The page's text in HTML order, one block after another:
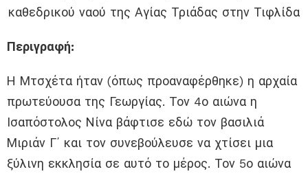
καθεδρικού ναού της Αγίας Τριάδας στην Τιφλίδα
Περιγραφή:
Η Μτσχέτα ήταν (όπως προαναφέρθηκε) η αρχαία
πρωτεύουσα της Γεωργίας. Τον 4ο αιώνα η
Ισαπόστολος Νίνα βάφτισε εδώ τον βασιλιά
Μιριάν Γ΄ και τον συνεβούλευσε να χτίσει μια
ξύλινη εκκλησία σε αυτό το μέρος. Τον 5ο αιώνα